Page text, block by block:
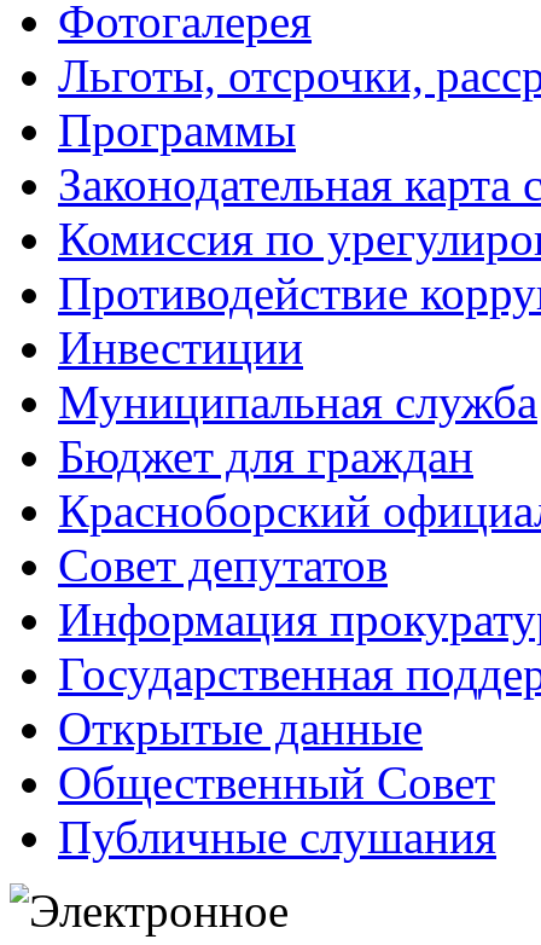
Фотогалерея
Льготы, отсрочки,
Программы
Законодательная карта
Комиссия по
Противодействие
Инвестиции
Муниципальная служба
Бюджет для граждан
Красноборский
Совет депутатов
Информация
Государственная
Открытые данные
Общественный Совет
Публичные слушания